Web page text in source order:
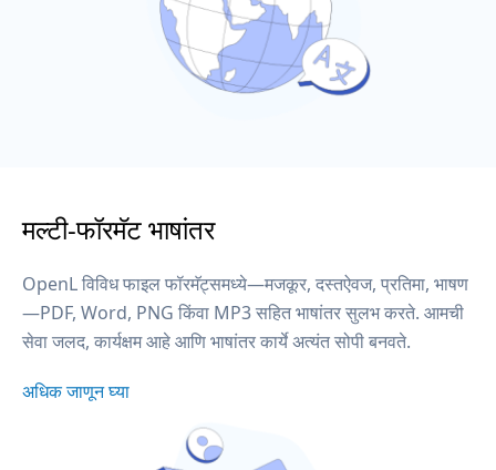
मल्टी-फॉरमॅट भाषांतर
OpenL विविध फाइल फॉरमॅट्समध्ये—मजकूर, दस्तऐवज, प्रतिमा, भाषण
—PDF, Word, PNG किंवा MP3 सहित भाषांतर सुलभ करते. आमची
सेवा जलद, कार्यक्षम आहे आणि भाषांतर कार्ये अत्यंत सोपी बनवते.
अधिक जाणून घ्या